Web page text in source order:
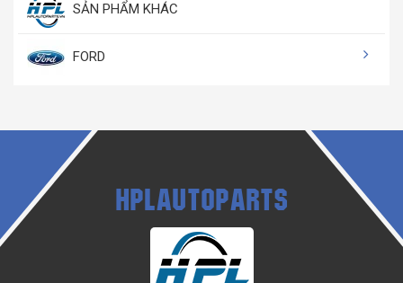
SẢN PHẨM KHÁC
FORD
HPLAUTOPARTS